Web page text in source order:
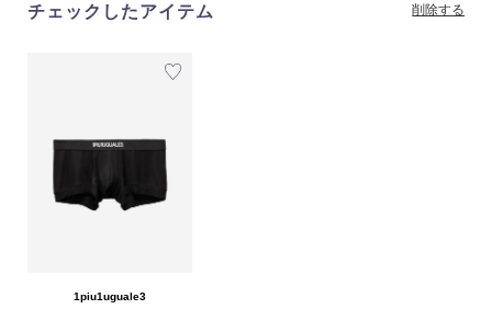
チェックしたアイテム 削除する
1piu1uguale3